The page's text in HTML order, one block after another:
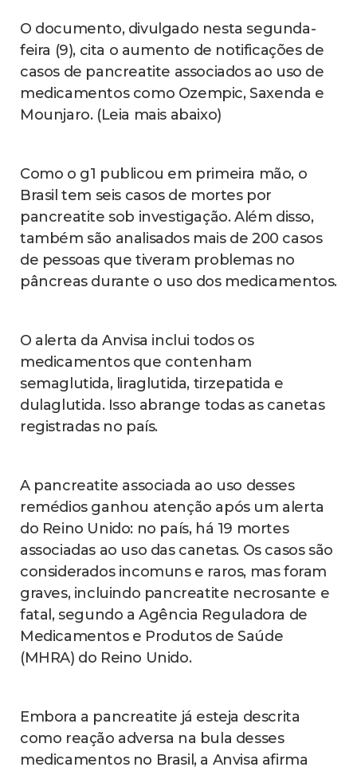
O documento, divulgado nesta segunda-
feira (9), cita o aumento de notificações de
casos de pancreatite associados ao uso de
medicamentos como Ozempic, Saxenda e
Mounjaro. (Leia mais abaixo)
Como o g1 publicou em primeira mão, o
Brasil tem seis casos de mortes por
pancreatite sob investigação. Além disso,
também são analisados mais de 200 casos
de pessoas que tiveram problemas no
pâncreas durante o uso dos medicamentos.
O alerta da Anvisa inclui todos os
medicamentos que contenham
semaglutida, liraglutida, tirzepatida e
dulaglutida. Isso abrange todas as canetas
registradas no país.
A pancreatite associada ao uso desses
remédios ganhou atenção após um alerta
do Reino Unido: no país, há 19 mortes
associadas ao uso das canetas. Os casos são
considerados incomuns e raros, mas foram
graves, incluindo pancreatite necrosante e
fatal, segundo a Agência Reguladora de
Medicamentos e Produtos de Saúde
(MHRA) do Reino Unido.
Embora a pancreatite já esteja descrita
como reação adversa na bula desses
medicamentos no Brasil, a Anvisa afirma